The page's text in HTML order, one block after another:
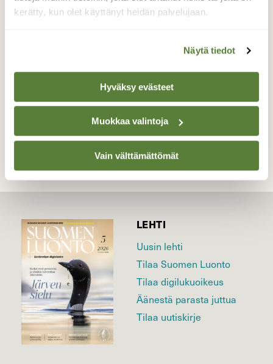
kerätty, kun olet käyttänyt heidän palvelujaan.
Näytä tiedot
Hyväksy evästeet
Muokkaa valintoja
Vain välttämättömät
Muutama kauris käveli edestäni metsätien
yli.
Valokuvaaja: Reijo Juurinen, Nuuksion
kansallispuisto Marraskuu
TAKAISIN LISTAAN
LEHTI
Uusin lehti
Tilaa Suomen Luonto
Tilaa digilukuoikeus
Äänestä parasta juttua
Tilaa uutiskirje